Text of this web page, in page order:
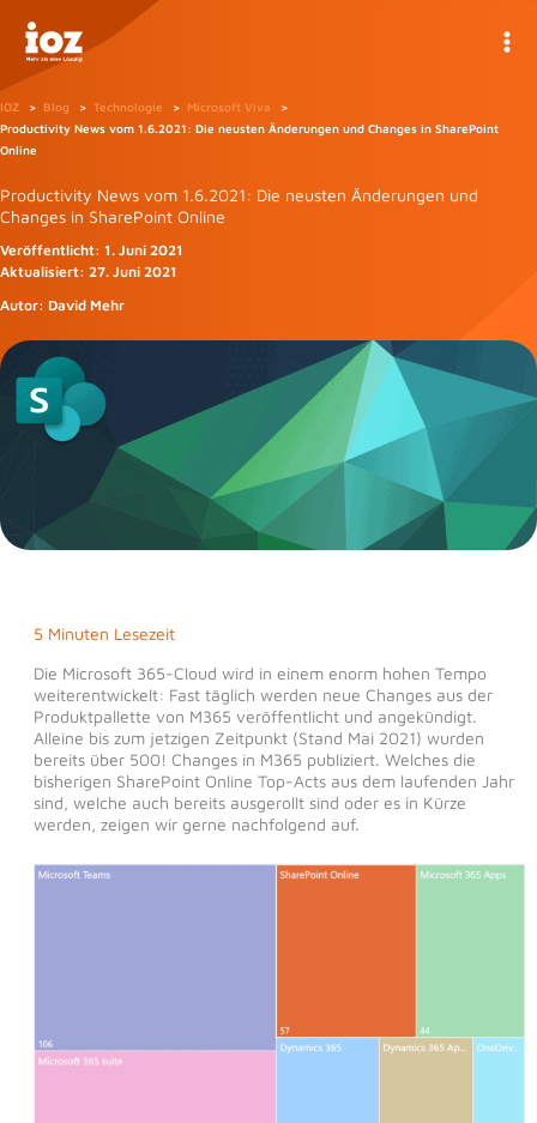
Inhalt
springen
IOZ Blog Technologie
Microsoft Viva
Productivity News vom 1.6.2021: Die neusten Änderungen und Changes in SharePoint
Online
Productivity News vom 1.6.2021: Die neusten Änderungen und
Changes in SharePoint Online
Veröffentlicht: 1. Juni 2021
Aktualisiert: 27. Juni 2021
Autor: David Mehr
5 Minuten Lesezeit
Die Microsoft 365-Cloud wird in einem enorm hohen Tempo
weiterentwickelt: Fast täglich werden neue Changes aus der
Produktpallette von M365 veröffentlicht und angekündigt.
Alleine bis zum jetzigen Zeitpunkt (Stand Mai 2021) wurden
bereits über 500! Changes in M365 publiziert. Welches die
bisherigen SharePoint Online Top-Acts aus dem laufenden Jahr
sind, welche auch bereits ausgerollt sind oder es in Kürze
werden, zeigen wir gerne nachfolgend auf.